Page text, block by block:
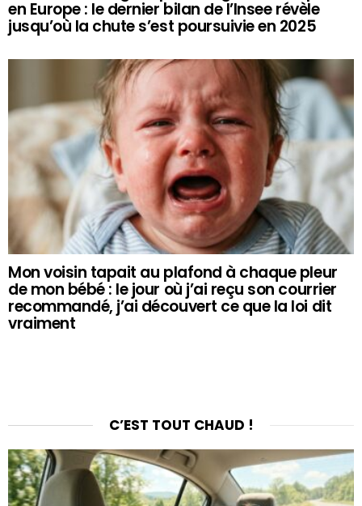
en Europe : le dernier bilan de l’Insee révèle
jusqu’où la chute s’est poursuivie en 2025
Mon voisin tapait au plafond à chaque pleur
de mon bébé : le jour où j’ai reçu son courrier
recommandé, j’ai découvert ce que la loi dit
vraiment
C’EST TOUT CHAUD !